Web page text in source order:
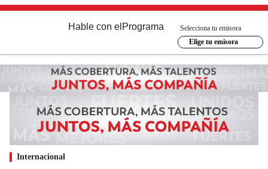
Hable con el Programa
Selecciona tu emisora
Elige tu emisora
Internacional